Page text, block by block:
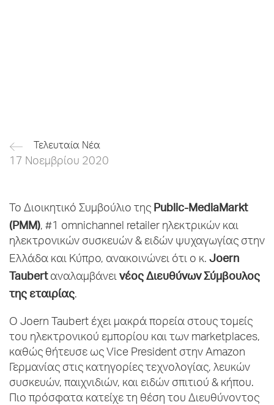
Τελευταία Νέα
17 Νοεμβρίου 2020
Το Διοικητικό Συμβούλιο της Public-MediaMarkt
(PMM), #1 omnichannel retailer ηλεκτρικών και
ηλεκτρονικών συσκευών & ειδών ψυχαγωγίας στην
Ελλάδα και Κύπρο, ανακοινώνει ότι ο κ. Joern
Taubertαναλαμβάνει νέος Διευθύνων Σύμβουλος
της εταιρίας.
Ο Joern Taubert έχει μακρά πορεία στους τομείς
του ηλεκτρονικού εμπορίου και των marketplaces,
καθώς θήτευσε ως Vice President στην Amazon
Γερμανίας στις κατηγορίες τεχνολογίας, λευκών
συσκευών, παιχνιδιών, και ειδών σπιτιού & κήπου.
Πιο πρόσφατα κατείχε τη θέση του Διευθύνοντος